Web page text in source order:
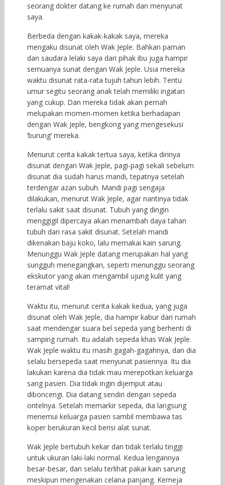
seorang dokter datang ke rumah dan menyunat
saya.
Berbeda dengan kakak-kakak saya, mereka
mengaku disunat oleh Wak Jeple. Bahkan paman
dan saudara lelaki saya dari pihak ibu juga hampir
semuanya sunat dengan Wak Jeple. Usia mereka
waktu disunat rata-rata tujuh tahun lebih. Tentu
umur segitu seorang anak telah memiliki ingatan
yang cukup. Dan mereka tidak akan pernah
melupakan momen-momen ketika berhadapan
dengan Wak Jeple, bengkong yang mengesekusi
‘burung’ mereka.
Menurut cerita kakak tertua saya, ketika dirinya
disunat dengan Wak Jeple, pagi-pagi sekali sebelum
disunat dia sudah harus mandi, tepatnya setelah
terdengar azan subuh. Mandi pagi sengaja
dilakukan, menurut Wak Jeple, agar nantinya tidak
terlalu sakit saat disunat. Tubuh yang dingin
menggigil dipercaya akan menambah daya tahan
tubuh dari rasa sakit disunat. Setelah mandi
dikenakan baju koko, lalu memakai kain sarung.
Menunggu Wak Jeple datang merupakan hal yang
sungguh menegangkan, seperti menunggu seorang
ekskutor yang akan mengambil ujung kulit yang
teramat vital!
Waktu itu, menurut cerita kakak kedua, yang juga
disunat oleh Wak Jeple, dia hampir kabur dari rumah
saat mendengar suara bel sepeda yang berhenti di
samping rumah. Itu adalah sepeda khas Wak Jeple.
Wak Jeple waktu itu masih gagah-gagahnya, dan dia
selalu bersepeda saat menyunat pasiennya. Itu dia
lakukan karena dia tidak mau merepotkan keluarga
sang pasien. Dia tidak ingin dijemput atau
diboncengi. Dia datang sendiri dengan sepeda
ontelnya. Setelah memarkir sepeda, dia langsung
menemui keluarga pasien sambil membawa tas
koper berukuran kecil berisi alat sunat.
Wak Jeple bertubuh kekar dan tidak terlalu tinggi
untuk ukuran laki-laki normal. Kedua lengannya
besar-besar, dan selalu terlihat pakai kain sarung
meskipun mengenakan celana panjang. Kemeja